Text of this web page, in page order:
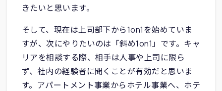
きたいと思います。
そして、現在は上司部下から1on1を始めていま
すが、次にやりたいのは「斜め1on1」です。キャ
リアを相談する際、相手は人事や上司に限ら
ず、社内の経験者に聞くことが有効だと思いま
す。アパートメント事業からホテル事業へ、ホテ